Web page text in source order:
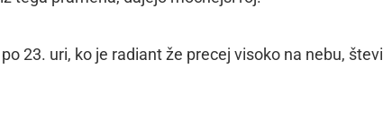
23. uri, ko je radiant že precej visoko na nebu,